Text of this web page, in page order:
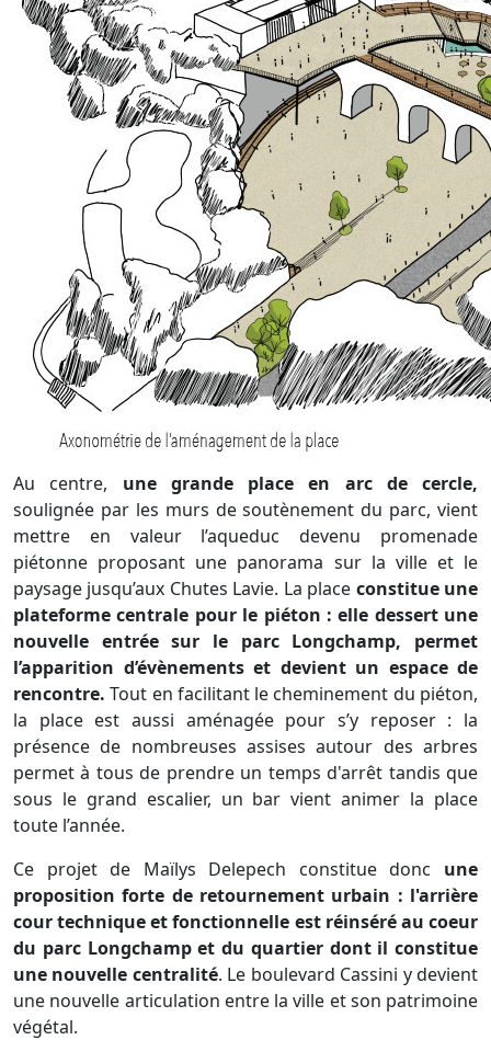
Au centre, une grande place en arc de cercle,
soulignée par les murs de soutènement du parc, vient
mettre en valeur l’aqueduc devenu promenade
piétonne proposant une panorama sur la ville et le
paysage jusqu’aux Chutes Lavie. La place constitue une
plateforme centrale pour le piéton : elle dessert une
nouvelle entrée sur le parc Longchamp, permet
l’apparition d’évènements et devient un espace de
rencontre. Tout en facilitant le cheminement du piéton,
la place est aussi aménagée pour s’y reposer : la
présence de nombreuses assises autour des arbres
permet à tous de prendre un temps d'arrêt tandis que
sous le grand escalier, un bar vient animer la place
toute l’année.
Ce projet de Maïlys Delepech constitue donc une
proposition forte de retournement urbain : l'arrière
cour technique et fonctionnelle est réinséré au coeur
du parc Longchamp et du quartier dont il constitue
une nouvelle centralité. Le boulevard Cassini y devient
une nouvelle articulation entre la ville et son patrimoine
végétal.